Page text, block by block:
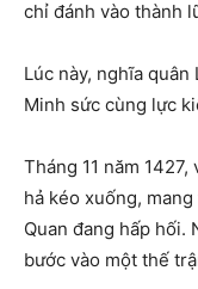
chỉ đánh vào thành
Lúc này, nghĩa
Minh sức cùng lực
Tháng 11 năm
hả kéo xuống,
Quan đang hấp hối.
bước vào một thế